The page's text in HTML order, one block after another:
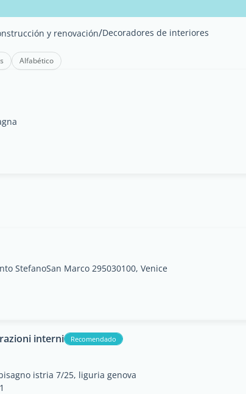
y renovación/Decoradores de interiores
Alfabético
StefanoSan Marco 295030100, Venice
interni Recomendado
istria 7/25, liguria genova